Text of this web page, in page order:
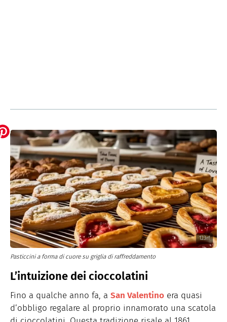
123rf
Pasticcini a forma di cuore su griglia di raffreddamento
L’intuizione dei cioccolatini
Fino a qualche anno fa, a San Valentino era quasi
d’obbligo regalare al proprio innamorato una scatola